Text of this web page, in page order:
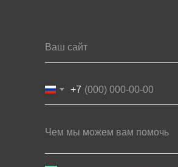
Ваш сайт
+7
Чем мы можем вам помочь